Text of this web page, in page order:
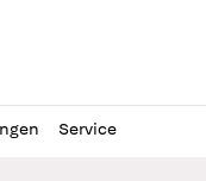
Service